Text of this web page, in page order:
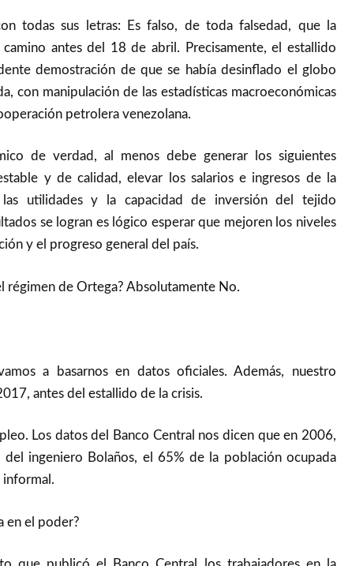
todas sus letras: Es falso, de toda falsedad, que la
antes del 18 de abril. Precisamente, el estallido
demostración de que se había desinflado el globo
con manipulación de las estadísticas macroeconómicas
petrolera venezolana.
de verdad, al menos debe generar los siguientes
y de calidad, elevar los salarios e ingresos de la
utilidades y la capacidad de inversión del tejido
se logran es lógico esperar que mejoren los niveles
y el progreso general del país.
régimen de Ortega? Absolutamente No.
a basarnos en datos oficiales. Además, nuestro
antes del estallido de la crisis.
Los datos del Banco Central nos dicen que en 2006,
ingeniero Bolaños, el 65% de la población ocupada
informal.
en el poder?